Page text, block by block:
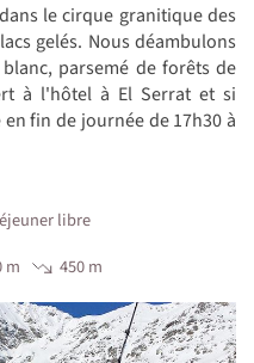
le cirque granitique des
gelés. Nous déambulons
parsemé de forêts de
à l'hôtel à El Serrat et si
fin de journée de 17h30 à
libre
m 450 m